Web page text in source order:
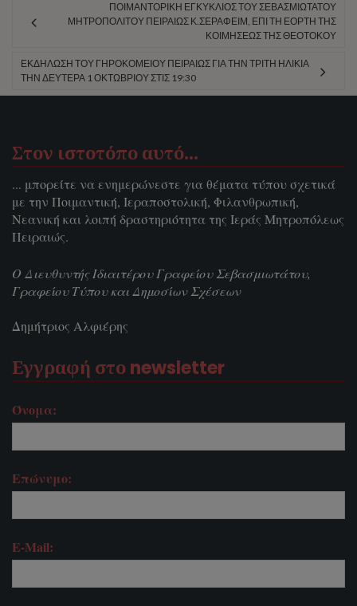
ΠΟΙΜΑΝΤΟΡΙΚΉ ΕΓΚΎΚΛΙΟΣ ΤΟΥ ΣΕΒΑΣΜΙΩΤΆΤΟΥ
ΜΗΤΡΟΠΟΛΊΤΟΥ ΠΕΙΡΑΙΏΣ Κ.ΣΕΡΑΦΕΊΜ, ΕΠΊ ΤΗ ΕΟΡΤΉ ΤΗΣ
ΚΟΙΜΉΣΕΩΣ ΤΗΣ ΘΕΟΤΌΚΟΥ
ΕΚΔΉΛΩΣΗ ΤΟΥ ΓΗΡΟΚΟΜΕΊΟΥ ΠΕΙΡΑΙΏΣ ΓΙΑ ΤΗΝ ΤΡΊΤΗ ΗΛΙΚΊΑ
ΤΗΝ ΔΕΥΤΈΡΑ 1 ΟΚΤΩΒΡΊΟΥ ΣΤΙΣ 19:30
Στον ιστοτόπο αυτό…
... μπορείτε να ενημερώνεστε για θέματα τύπου σχετικά
με την Ποιμαντική, Ιεραποστολική, Φιλανθρωπική,
Νεανική και λοιπή δραστηριότητα της Ιεράς Μητροπόλεως
Πειραιώς.
Ο Διευθυντής Ιδιαιτέρου Γραφείου Σεβασμιωτάτου,
Γραφείου Τύπου και Δημοσίων Σχέσεων
Δημήτριος Αλφιέρης
Εγγραφή στο newsletter
Όνομα:
Επώνυμο:
E-Mail: